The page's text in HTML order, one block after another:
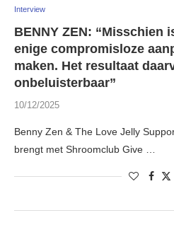
Interview
BENNY ZEN: “Misschien
enige compromisloze
maken. Het resultaat
onbeluisterbaar”
10/12/2025
Benny Zen & The Love Jelly
brengt met Shroomclub Give …